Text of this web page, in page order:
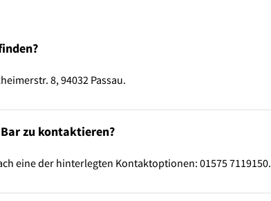
8, 94032 Passau.
zu kontaktieren?
eine der hinterlegten Kontaktoptionen: 01575 7119150.